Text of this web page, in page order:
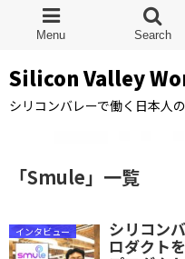
Silicon Valley
シリコンバレーで働く日本人
「Smule」 一覧
インタビュー シリコン
ロダクト